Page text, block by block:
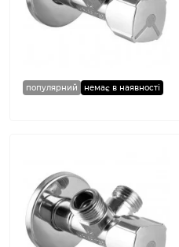
популярний немає в наявності